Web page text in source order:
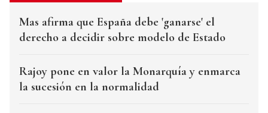
Mas afirma que España debe 'ganarse' el
derecho a decidir sobre modelo de Estado
Rajoy pone en valor la Monarquía y enmarca
la sucesión en la normalidad